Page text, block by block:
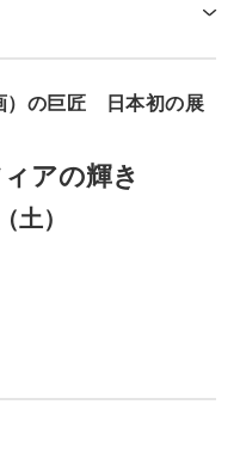
）の巨匠 日本初の展
アの輝き
土）